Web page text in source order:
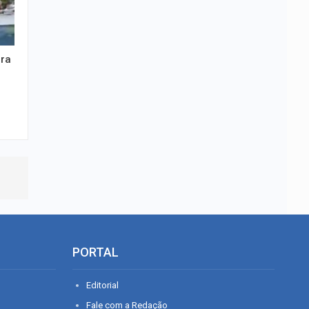
PORTAL
Editorial
Fale com a Redação